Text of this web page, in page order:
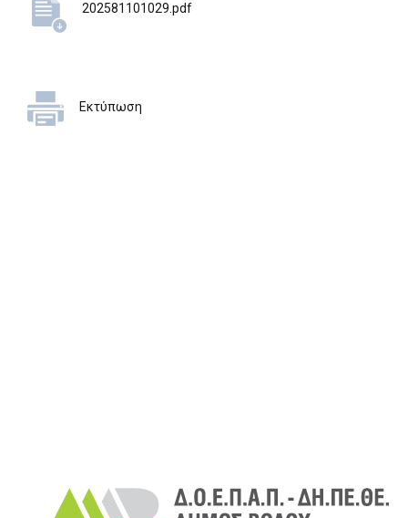
202581101029.pdf
Εκτύπωση